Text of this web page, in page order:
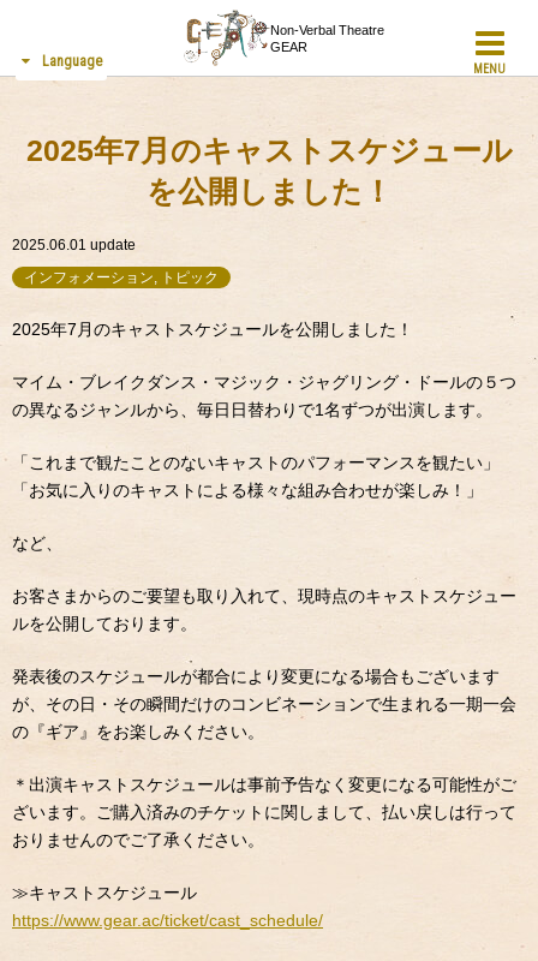
Non-Verbal Theatre
GEAR
MENU
Language
2025年7月のキャストスケジュール
を公開しました！
2025.06.01 update
インフォメーション, トピック
2025年7月のキャストスケジュールを公開しました！
マイム・ブレイクダンス・マジック・ジャグリング・ドールの５つ
の異なるジャンルから、毎日日替わりで1名ずつが出演します。
「これまで観たことのないキャストのパフォーマンスを観たい」
「お気に入りのキャストによる様々な組み合わせが楽しみ！」
など、
お客さまからのご要望も取り入れて、現時点のキャストスケジュー
ルを公開しております。
発表後のスケジュールが都合により変更になる場合もございます
が、その日・その瞬間だけのコンビネーションで生まれる一期一会
の『ギア』をお楽しみください。
＊出演キャストスケジュールは事前予告なく変更になる可能性がご
ざいます。ご購入済みのチケットに関しまして、払い戻しは行って
おりませんのでご了承ください。
≫キャストスケジュール
https://www.gear.ac/ticket/cast_schedule/